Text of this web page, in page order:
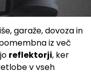
garaže, dovoza in
iz več
reflektorji, ker
v vseh